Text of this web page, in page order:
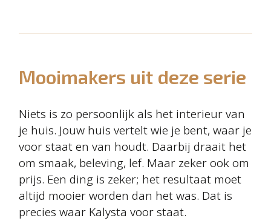
Mooimakers uit deze serie
Niets is zo persoonlijk als het interieur van
je huis. Jouw huis vertelt wie je bent, waar je
voor staat en van houdt. Daarbij draait het
om smaak, beleving, lef. Maar zeker ook om
prijs. Een ding is zeker; het resultaat moet
altijd mooier worden dan het was. Dat is
precies waar Kalysta voor staat.